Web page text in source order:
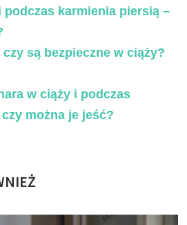
podczas karmienia piersią –
są bezpieczne w ciąży?
w ciąży i podczas
można je jeść?